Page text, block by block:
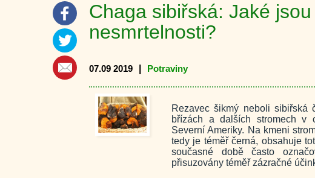
Chaga sibiřská: Jaké
nesmrtelnosti?
07.09 2019 Potraviny
Rezavec šikmý neboli sibiřská
břízách a dalších stromech v
Severní Ameriky. Na kmeni
tedy je téměř černá, obsahuje
současné době často
přisuzovány téměř zázračné